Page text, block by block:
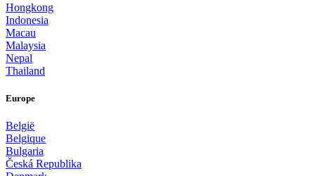
Hongkong
Indonesia
Macau
Malaysia
Nepal
Thailand
Europe
België
Belgique
Bulgaria
Česká Republika